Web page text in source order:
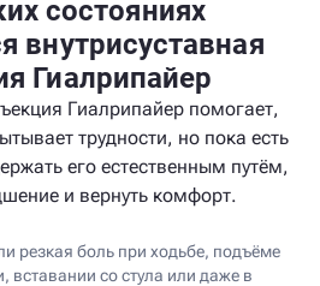
состояниях
внутрисуставная
Гиалрипайер
Гиалрипайер помогает,
трудности, но пока есть
его естественным путём,
и вернуть комфорт.
резкая боль при ходьбе, подъёме
вставании со стула или даже в